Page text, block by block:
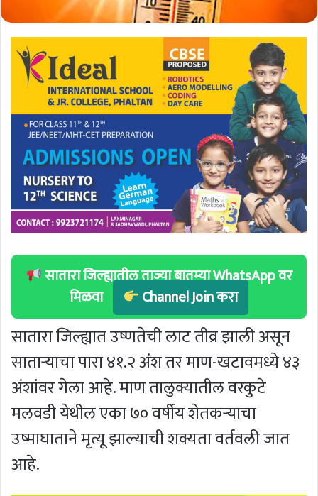
सातारा जिल्ह्यातील ताज्या बातम्या WhatsApp वर
मिळवा
Channel Join करा
सातारा जिल्ह्यात उष्णतेची लाट तीव्र झाली असून
साताऱ्याचा पारा ४१.२ अंश तर माण-खटावमध्ये ४३
अंशांवर गेला आहे. माण तालुक्यातील वरकुटे
मलवडी येथील एका ७० वर्षीय शेतकऱ्याचा
उष्माघाताने मृत्यू झाल्याची शक्यता वर्तवली जात
आहे.